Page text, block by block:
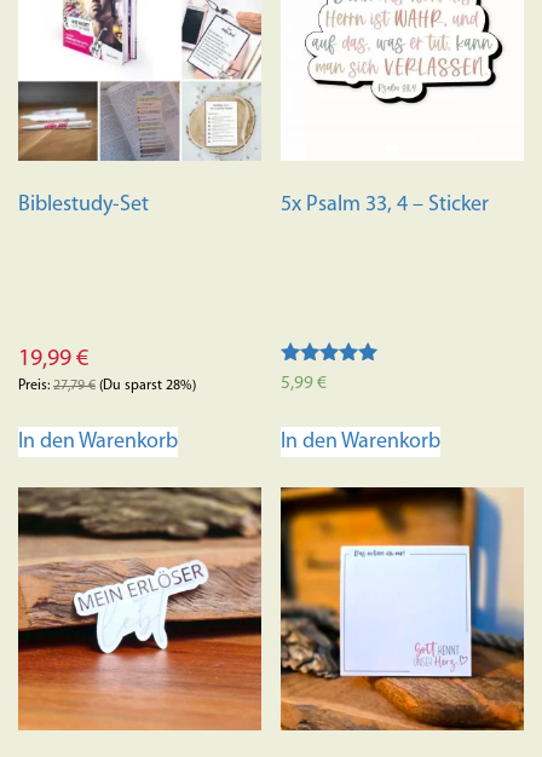
Biblestudy-Set
19,99 €
Preis: 27,79€ (Du sparst 28%)
In den Warenkorb
5x Psalm 33, 4 – Sticker
Bewertet mit
5.00
5,99€
In den Warenkorb